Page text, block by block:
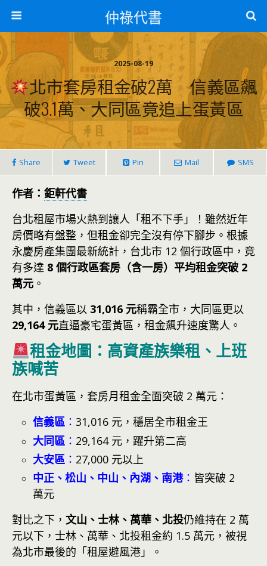
仲祿代書
2025-08-19
北市套房租金破2萬 信義區飆
破3.1萬、大同區竟追上蛋黃區
Share Tweet Pin Mail SMS
作者： 鉅軒代書
台北租屋市場火熱到讓人「租不下手」！雖然近年
房價略有盤整，但租金卻完全沒有停下腳步。根據
永慶房產集團最新統計，台北市 12 個行政區中，竟
有多達 8 個行政區套房（含一房）平均租金突破 2
萬元 。
其中，信義區以 31,016 元稱霸全市，大同區更以
29,164 元直逼豪宅蛋黃區，租金飆升速度驚人。
租金地圖：高資產族樂租、上班
族喊苦
在北市蛋黃區，套房月租金全面突破 2 萬元：
信義區 ： 31,016 元，穩居全市租金王
大同區 ： 29,164 元，躍升第二高
大安區 ： 27,000 元以上
中正、松山、中山、內湖、南港： 皆突破 2
萬元
對比之下， 文山、士林、萬華、北投仍維持在 2 萬
元以下，士林、萬華、北投租金約 1.5 萬元，被視
為北市最後的「租屋避風港」。